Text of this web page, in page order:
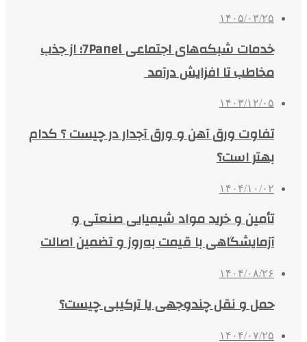
۱۴۰۵/۰۳/۲۵
خدمات شبکه‌های اجتماعی 7Panel؛ از جذب
مخاطب تا افزایش درآمد
۱۴۰۳/۱۲/۰۵
تفاوت ورق آهن و ورق آجدار در چیست ؟ کدام
بهتر است؟
۱۴۰۴/۱۰/۰۲
تأمین و خرید مواد شیمیایی صنعتی و
آزمایشگاهی با قیمت به‌روز و تضمین اصالت
۱۴۰۴/۰۸/۲۶
حمل و نقل چندوجهی یا ترکیبی چیست؟
۱۴۰۴/۰۷/۲۵